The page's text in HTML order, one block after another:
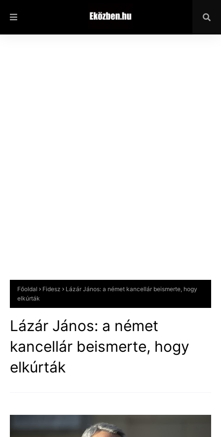
Főoldal Fidesz
Lázár János: a német kancellár beismerte, hogy
elkúrták
Lázár János: a német
kancellár beismerte, hogy
elkúrták